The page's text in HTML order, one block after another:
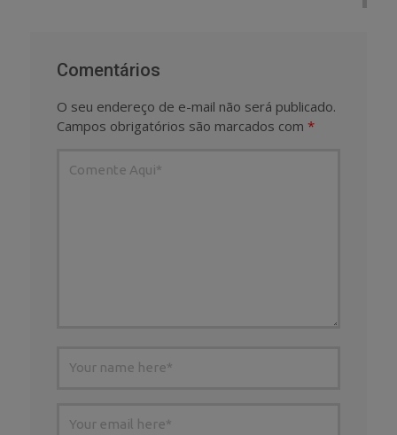
Comentários
O seu endereço de e-mail não será publicado.
Campos obrigatórios são marcados com *